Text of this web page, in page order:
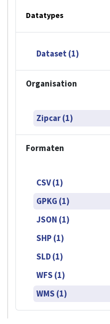
Datatypes
Dataset (1)
Organisation
Zipcar (1)
Formaten
CSV (1)
GPKG (1)
JSON (1)
SHP (1)
SLD (1)
WFS (1)
WMS (1)